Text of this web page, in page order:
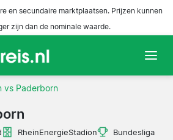
en secundaire marktplaatsen. Prijzen kunnen
zijn dan de nominale waarde.
vs Paderborn
RheinEnergieStadion
Bundesliga